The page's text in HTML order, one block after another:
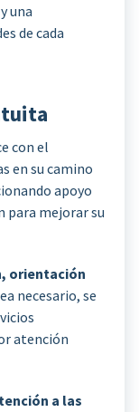
una
de cada
con el
en su camino
apoyo
para mejorar su
orientación
necesario, se
atención
a las